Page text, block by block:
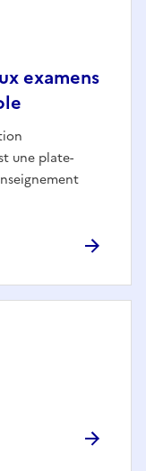
examens
une plate-